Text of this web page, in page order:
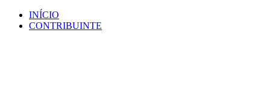
para
INÍCIO
CONTRIBUINTE